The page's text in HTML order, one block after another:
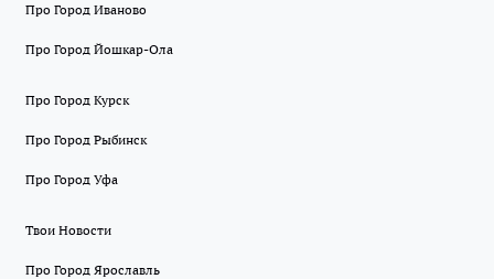
Про Город Иваново
Про Город Йошкар-Ола
Про Город Курск
Про Город Рыбинск
Про Город Уфа
Твои Новости
Про Город Ярославль